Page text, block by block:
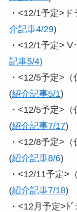
・<12/1予定>
介記事4/29)
・<12/1予定>
記事5/4)
・<12/5予定>（
(紹介記事5/1)
・<12/5予定>（
(紹介記事7/17)
・<12/8予定>
(紹介記事8/6)
・<12/11予定>
(紹介記事7/18)
・<12月予定>ﾄ